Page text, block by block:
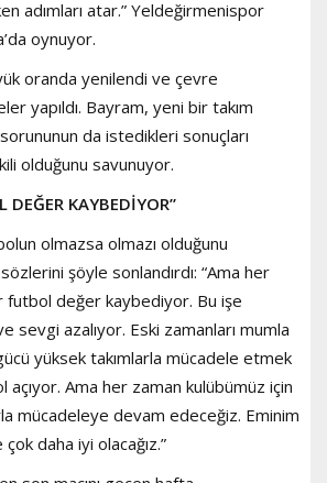
adımları atar.” Yeldeğirmenispor
oynuyor.
oranda yenilendi ve çevre
yapıldı. Bayram, yeni bir takım
da istedikleri sonuçları
olduğunu savunuyor.
KAYBEDİYOR”
olmazsa olmazı olduğunu
şöyle sonlandırdı: “Ama her
futbol değer kaybediyor. Bu işe
sevgi azalıyor. Eski zamanları mumla
yüksek takımlarla mücadele etmek
açıyor. Ama her zaman kulübümüz için
mücadeleye devam edeceğiz. Eminim
daha iyi olacağız.”